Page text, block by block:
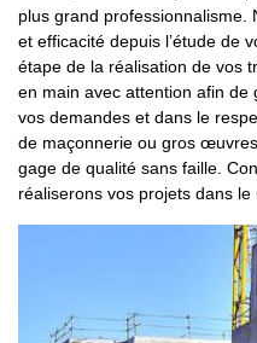
plus grand professionnalisme.
et efficacité depuis l’étude de
étape de la réalisation de vos
en main avec attention afin
vos demandes et dans le
de maçonnerie ou gros
gage de qualité sans faille.
réaliserons vos projets dans